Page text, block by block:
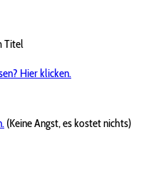
Titel
Hier klicken.
(Keine Angst, es kostet nichts)